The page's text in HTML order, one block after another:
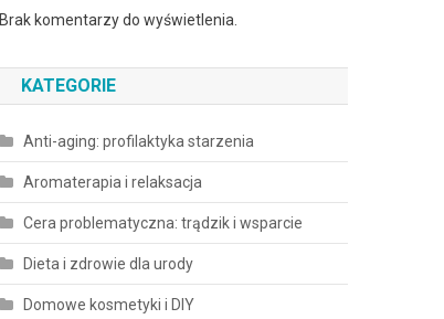
Brak komentarzy do wyświetlenia.
KATEGORIE
Anti-aging: profilaktyka starzenia
Aromaterapia i relaksacja
Cera problematyczna: trądzik i wsparcie
Dieta i zdrowie dla urody
Domowe kosmetyki i DIY